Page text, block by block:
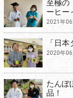
至極の
ーヒー
2021年
「日
2020年06
たんぽ
品！